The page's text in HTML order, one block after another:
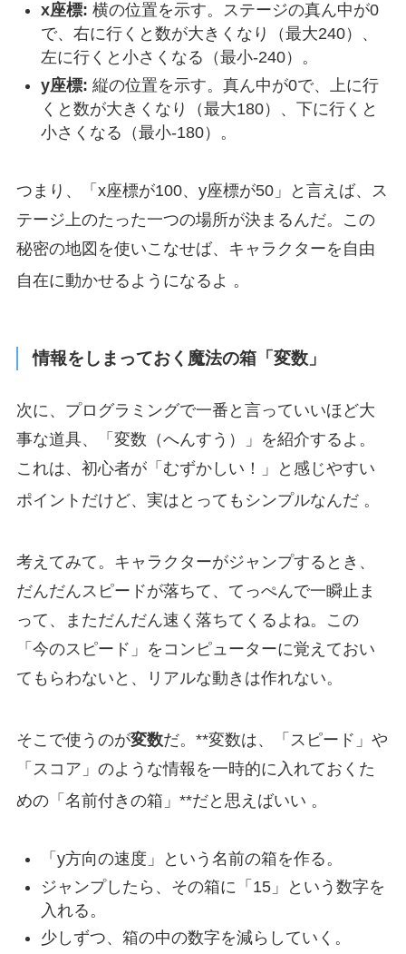
x座標: 横の位置を示す。ステージの真ん中が0
で、右に行くと数が大きくなり（最大240）、
左に行くと小さくなる（最小-240）。
y座標: 縦の位置を示す。真ん中が0で、上に行
くと数が大きくなり（最大180）、下に行くと
小さくなる（最小-180）。
つまり、「x座標が100、y座標が50」と言えば、ス
テージ上のたった一つの場所が決まるんだ。この
秘密の地図を使いこなせば、キャラクターを自由
自在に動かせるようになるよ 。
情報をしまっておく魔法の箱「変数」
次に、プログラミングで一番と言っていいほど大
事な道具、「変数（へんすう）」を紹介するよ。
これは、初心者が「むずかしい！」と感じやすい
ポイントだけど、実はとってもシンプルなんだ 。
考えてみて。キャラクターがジャンプするとき、
だんだんスピードが落ちて、てっぺんで一瞬止ま
って、まただんだん速く落ちてくるよね。この
「今のスピード」をコンピューターに覚えておい
てもらわないと、リアルな動きは作れない。
そこで使うのが変数だ。**変数は、「スピード」や
「スコア」のような情報を一時的に入れておくた
めの「名前付きの箱」**だと思えばいい 。
「y方向の速度」という名前の箱を作る。
ジャンプしたら、その箱に「15」という数字を
入れる。
少しずつ、箱の中の数字を減らしていく。